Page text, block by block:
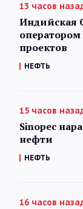
13 часов
Индийская
проектов
НЕФТЬ
15 часов
Sinopec
нефти
НЕФТЬ
16 часов